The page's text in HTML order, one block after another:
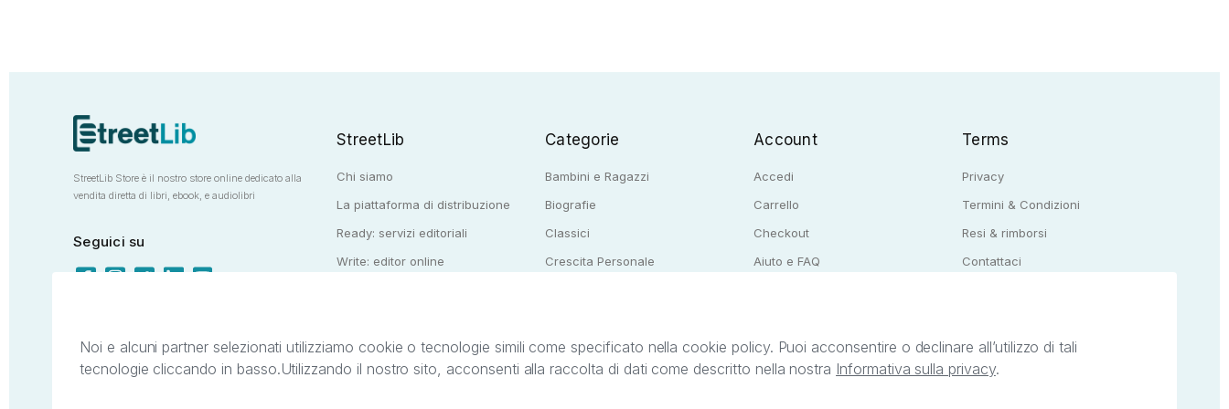
StreetLib Store è il nostro store online dedicato alla
vendita diretta di libri, ebook, e audiolibri
Seguici su
StreetLib
Chi siamo
La piattaforma di distribuzione
Ready: servizi editoriali
Write: editor online
Categorie
Bambini e Ragazzi
Biografie
Classici
Crescita Personale
Account
Accedi
Carrello
Checkout
Aiuto e FAQ
Terms
Privacy
Termini & Condizioni
Resi & rimborsi
Contattaci
Il presente sito web è di proprietà di StreetLib S.r.l. C.F. e P.IVA 05338720963. StreetLib S.r.l. è titolare di tutti i diritti di proprietà intellettuale afferenti ai marchi, loghi e
Noi e alcuni partner selezionati utilizziamo cookie o tecnologie simili come specificato nella cookie policy. Puoi acconsentire o declinare all’utilizzo di tali
tecnologie cliccando in basso.Utilizzando il nostro sito, acconsenti alla raccolta di dati come descritto nella nostra Informativa sulla privacy.